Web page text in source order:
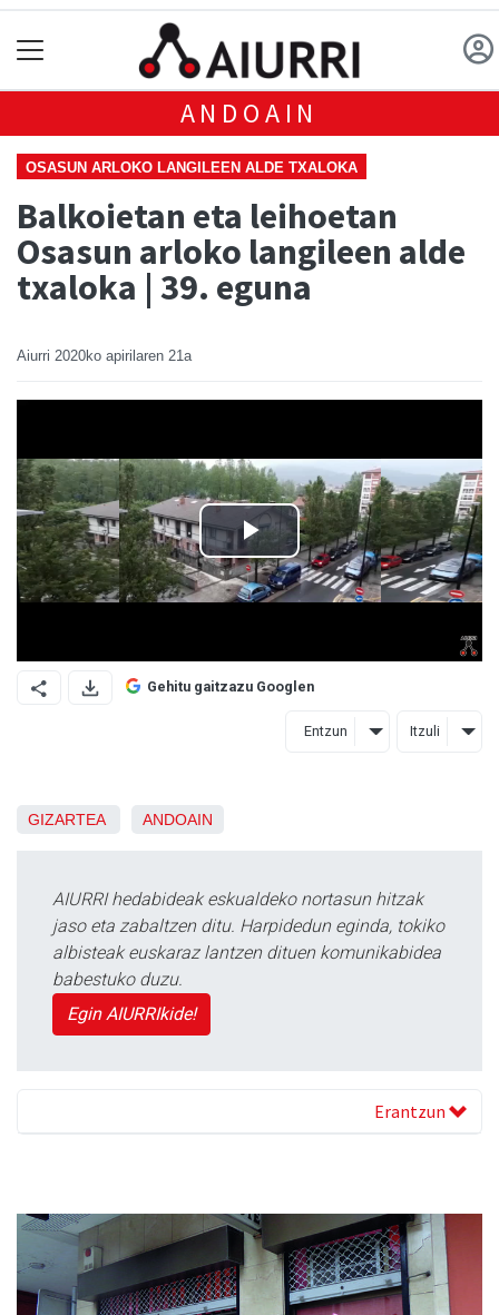
ANDOAIN
OSASUN ARLOKO LANGILEEN ALDE TXALOKA
Balkoietan eta leihoetan
Osasun arloko langileen alde
txaloka | 39. eguna
Aiurri 2020ko apirilaren 21a
Gehitu gaitzazu Googlen
Entzun Itzuli
GIZARTEA ANDOAIN
AIURRI hedabideak eskualdeko nortasun hitzak
jaso eta zabaltzen ditu. Harpidedun eginda, tokiko
albisteak euskaraz lantzen dituen komunikabidea
babestuko duzu.
Egin AIURRIkide!
Erantzun